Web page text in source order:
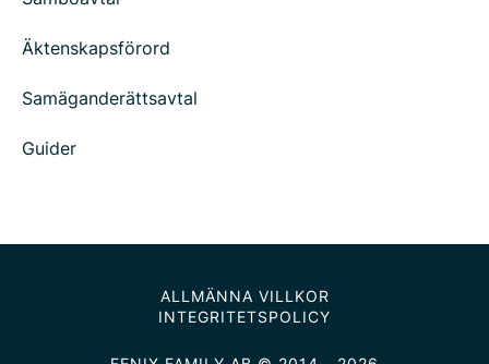
Äktenskapsförord
Samäganderättsavtal
Guider
ALLMÄNNA VILLKOR
INTEGRITETSPOLICY